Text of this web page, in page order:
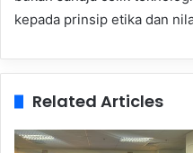
kepada prinsip etika dan
Related Articles